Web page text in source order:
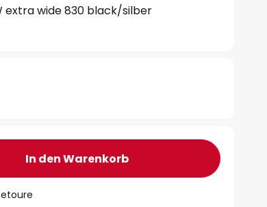
extra wide 830 black/silber
In den Warenkorb